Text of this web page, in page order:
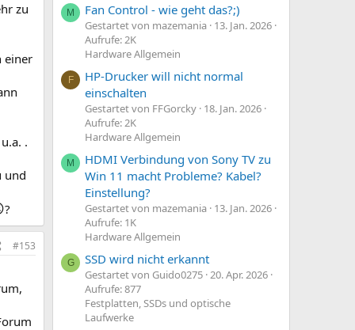
zu
einer
.
und
?
#153
M Fan Control - wie geht das?;)
Gestartet von mazemania 13. Jan. 2026
Aufrufe: 2K
Hardware Allgemein
F
HP-Drucker will nicht normal
einschalten
Gestartet von FFGorcky 18. Jan. 2026
Aufrufe: 2K
Hardware Allgemein
M
HDMI Verbindung von Sony TV zu
Win 11 macht Probleme? Kabel?
Einstellung?
Gestartet von mazemania 13. Jan. 2026
Aufrufe: 1K
Hardware Allgemein
G SSD wird nicht erkannt
Gestartet von Guido0275 20. Apr. 2026
Aufrufe: 877
Festplatten, SSDs und optische
Laufwerke